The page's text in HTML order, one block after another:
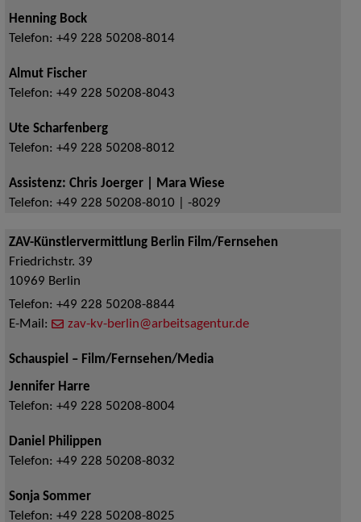
Henning Bock
Telefon: +49 228 50208-8014
Almut Fischer
Telefon: +49 228 50208-8043
Ute Scharfenberg
Telefon: +49 228 50208-8012
Assistenz: Chris Joerger | Mara Wiese
Telefon: +49 228 50208-8010 | -8029
ZAV-Künstlervermittlung Berlin Film/Fernsehen
Friedrichstr. 39
10969 Berlin
Telefon: +49 228 50208-8844
E-Mail:
zav-kv-berlin@arbeitsagentur.de
Schauspiel – Film/Fernsehen/Media
Jennifer Harre
Telefon: +49 228 50208-8004
Daniel Philippen
Telefon: +49 228 50208-8032
Sonja Sommer
Telefon: +49 228 50208-8025